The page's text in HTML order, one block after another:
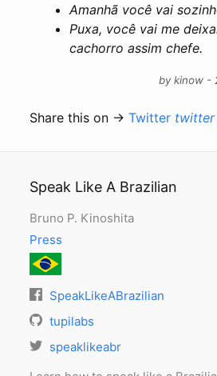
Amanhã você vai
Puxa, você vai me
cachorro assim chefe.
by kinow -
Share this on →Twitter twitter
Speak Like A Brazilian
Bruno P. Kinoshita
Press
SpeakLikeABrazilian
tupilabs
speaklikeabr